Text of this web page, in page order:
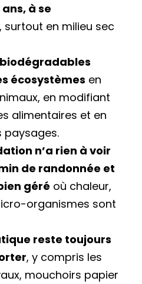
à se
, surtout en milieu sec
écosystèmes en
en modifiant
alimentaires et en
paysages.
n’a rien à voir
de randonnée et
géré où chaleur,
organismes sont
reste toujours
, y compris les
mouchoirs papier